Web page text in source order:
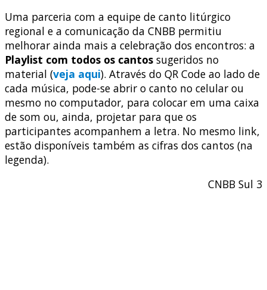
Uma parceria com a equipe de canto litúrgico
regional e a comunicação da CNBB permitiu
melhorar ainda mais a celebração dos encontros: a
Playlist com todos os cantos sugeridos no
material (veja aqui). Através do QR Code ao lado de
cada música, pode-se abrir o canto no celular ou
mesmo no computador, para colocar em uma caixa
de som ou, ainda, projetar para que os
participantes acompanhem a letra. No mesmo link,
estão disponíveis também as cifras dos cantos (na
legenda).
CNBB Sul 3